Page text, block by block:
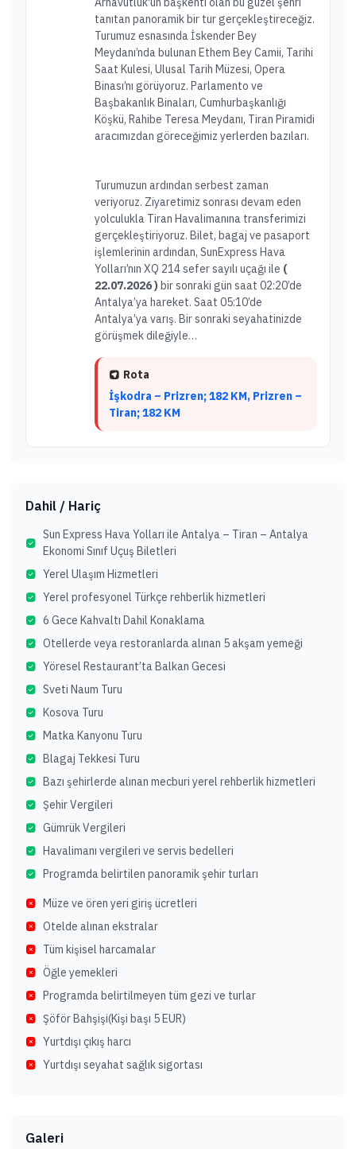
tanıtan panoramik bir tur gerçekleştireceğiz.
Turumuz esnasında İskender Bey
Meydanı’nda bulunan Ethem Bey Camii, Tarihi
Saat Kulesi, Ulusal Tarih Müzesi, Opera
Binası’nı görüyoruz. Parlamento ve
Başbakanlık Binaları, Cumhurbaşkanlığı
Köşkü, Rahibe Teresa Meydanı, Tiran Piramidi
aracımızdan göreceğimiz yerlerden bazıları.
Turumuzun ardından serbest zaman
veriyoruz. Ziyaretimiz sonrası devam eden
yolculukla Tiran Havalimanına transferimizi
gerçekleştiriyoruz. Bilet, bagaj ve pasaport
işlemlerinin ardından, SunExpress Hava
Yolları’nın XQ 214 sefer sayılı uçağı ile (
22.07.2026 )bir sonraki gün saat 02:20’de
Antalya’ya hareket. Saat 05:10’de
Antalya’ya varış. Bir sonraki seyahatinizde
görüşmek dileğiyle…
Rota
İşkodra – Prizren; 182 KM, Prizren –
Tiran; 182 KM
Dahil / Hariç
Sun Express Hava Yolları ile Antalya – Tiran – Antalya
Ekonomi Sınıf Uçuş Biletleri
Yerel Ulaşım Hizmetleri
Yerel profesyonel Türkçe rehberlik hizmetleri
6 Gece Kahvaltı Dahil Konaklama
Otellerde veya restoranlarda alınan 5 akşam yemeği
Yöresel Restaurant’ta Balkan Gecesi
Sveti Naum Turu
Kosova Turu
Matka Kanyonu Turu
Blagaj Tekkesi Turu
Bazı şehirlerde alınan mecburi yerel rehberlik hizmetleri
Şehir Vergileri
Gümrük Vergileri
Havalimanı vergileri ve servis bedelleri
Programda belirtilen panoramik şehir turları
Müze ve ören yeri giriş ücretleri
Otelde alınan ekstralar
Tüm kişisel harcamalar
Öğle yemekleri
Programda belirtilmeyen tüm gezi ve turlar
Şöför Bahşişi(Kişi başı 5 EUR)
Yurtdışı çıkış harcı
Yurtdışı seyahat sağlık sigortası
Galeri